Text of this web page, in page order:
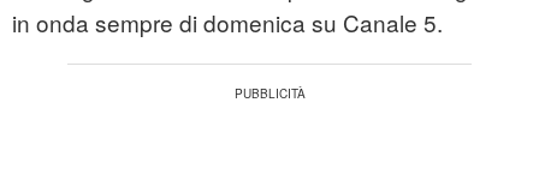
in onda sempre di domenica su Canale 5.